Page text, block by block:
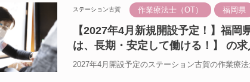
ステーション古賀 作業療法士（OT） 福岡県
【2027年4月新規開設予定！】福
は、長期・安定して働ける！】 の求
2027年4月開設予定のステーション古賀の作業療法